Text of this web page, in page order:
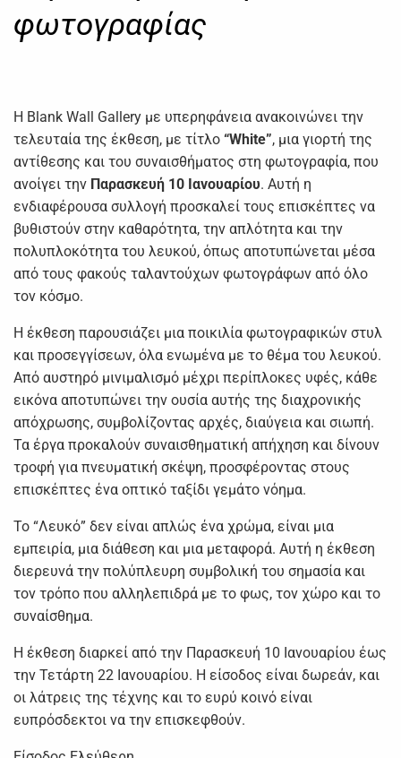
φωτογραφίας
Η Blank Wall Gallery με υπερηφάνεια ανακοινώνει την
τελευταία της έκθεση, με τίτλο “White”, μια γιορτή της
αντίθεσης και του συναισθήματος στη φωτογραφία, που
ανοίγει την Παρασκευή 10 Ιανουαρίου. Αυτή η
ενδιαφέρουσα συλλογή προσκαλεί τους επισκέπτες να
βυθιστούν στην καθαρότητα, την απλότητα και την
πολυπλοκότητα του λευκού, όπως αποτυπώνεται μέσα
από τους φακούς ταλαντούχων φωτογράφων από όλο
τον κόσμο.
Η έκθεση παρουσιάζει μια ποικιλία φωτογραφικών στυλ
και προσεγγίσεων, όλα ενωμένα με το θέμα του λευκού.
Από αυστηρό μινιμαλισμό μέχρι περίπλοκες υφές, κάθε
εικόνα αποτυπώνει την ουσία αυτής της διαχρονικής
απόχρωσης, συμβολίζοντας αρχές, διαύγεια και σιωπή.
Τα έργα προκαλούν συναισθηματική απήχηση και δίνουν
τροφή για πνευματική σκέψη, προσφέροντας στους
επισκέπτες ένα οπτικό ταξίδι γεμάτο νόημα.
Το “Λευκό” δεν είναι απλώς ένα χρώμα, είναι μια
εμπειρία, μια διάθεση και μια μεταφορά. Αυτή η έκθεση
διερευνά την πολύπλευρη συμβολική του σημασία και
τον τρόπο που αλληλεπιδρά με το φως, τον χώρο και το
συναίσθημα.
Η έκθεση διαρκεί από την Παρασκευή 10 Ιανουαρίου έως
την Τετάρτη 22 Ιανουαρίου. Η είσοδος είναι δωρεάν, και
οι λάτρεις της τέχνης και το ευρύ κοινό είναι
ευπρόσδεκτοι να την επισκεφθούν.